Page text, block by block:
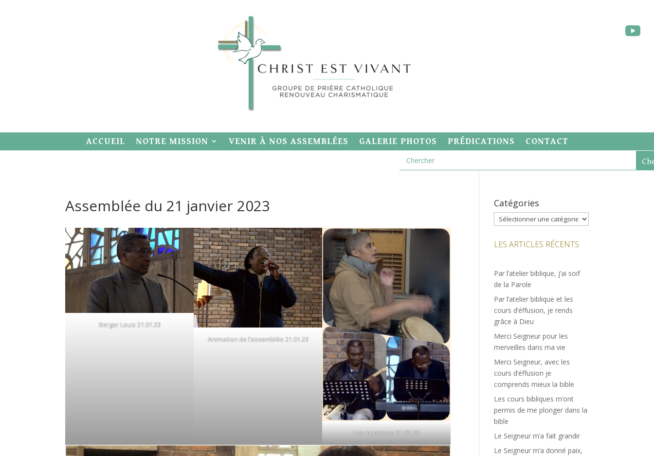
ACCUEIL NOTRE MISSION VENIR À NOS ASSEMBLÉES GALERIE PHOTOS PRÉDICATIONS CONTACT
Assemblée du 21 janvier 2023
Berger Louis 21.01.23
Animation de l’assemblée 21.01.23
Les musiciens 21.01.23
Catégories
Catégories
LES ARTICLES RÉCENTS
Par l’atelier biblique, j’ai soif
de la Parole
Par l’atelier biblique et les
cours d’éffusion, je rends
grâce à Dieu
Merci Seigneur pour les
merveilles dans ma vie
Merci Seigneur, avec les
cours d’éffusion je
comprends mieux la bible
Les cours bibliques m’ont
permis de me plonger dans la
bible
Le Seigneur m’a fait grandir
Le Seigneur m’a donné paix,